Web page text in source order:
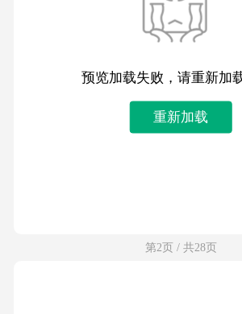
预览加载失败，请重新加
重新加载
第2页 / 共28页